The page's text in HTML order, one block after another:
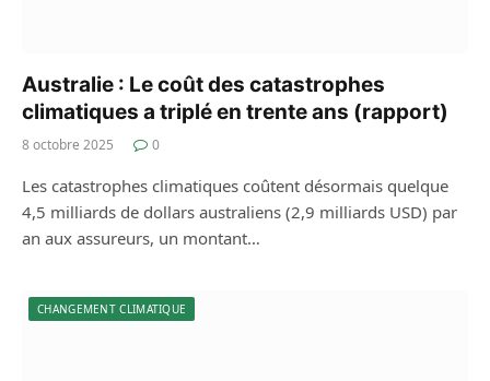
Australie : Le coût des catastrophes
climatiques a triplé en trente ans (rapport)
8 octobre 2025 0
Les catastrophes climatiques coûtent désormais quelque
4,5 milliards de dollars australiens (2,9 milliards USD) par
an aux assureurs, un montant…
CHANGEMENT CLIMATIQUE